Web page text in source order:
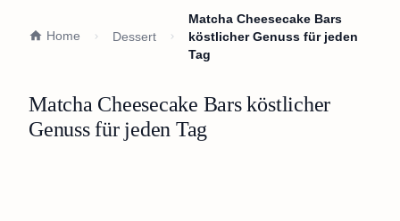
Home Dessert
Matcha Cheesecake Bars
köstlicher Genuss für jeden
Tag
Matcha Cheesecake Bars köstlicher
Genuss für jeden Tag